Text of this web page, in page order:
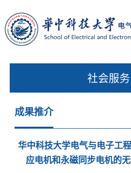
社会服务
成果推介
华中科技大学电气与电子工
应电机和永磁同步电机的